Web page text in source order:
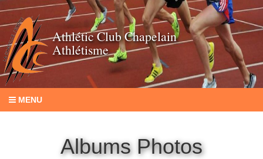
Athlétic Club Chapelain
Athlétisme
MENU
Albums Photos